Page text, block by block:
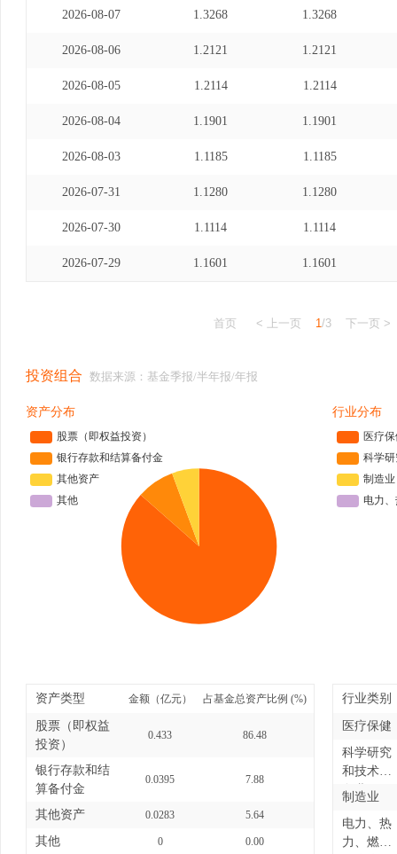
2026-08-07 1.3268 1.3268
2026-08-06 1.2121 1.2121
2026-08-05 1.2114 1.2114
2026-08-04 1.1901 1.1901
2026-08-03 1.1185 1.1185
2026-07-31 1.1280 1.1280
2026-07-30 1.1114 1.1114
2026-07-29 1.1601 1.1601
首页 < 上一页 1/3 下一页 >
投资组合 数据来源：基金季报/半年报/年报
资产分布
资产类型 金额（亿元） 占基金总资产比例 (%)
股票（即权益
投资）
0.433 86.48
银行存款和结
算备付金
0.0395 7.88
其他资产 0.0283 5.64
其他 0 0.00
行业分布
行业类别
医疗保健
科学研究
和技术服
务业
制造业
电力、热
力、燃气